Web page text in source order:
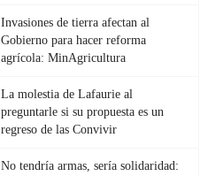
Invasiones de tierra afectan al
Gobierno para hacer reforma
agrícola: MinAgricultura
La molestia de Lafaurie al
preguntarle si su propuesta es un
regreso de las Convivir
No tendría armas, sería solidaridad: